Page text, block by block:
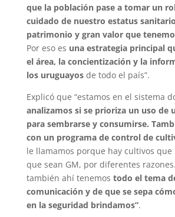
que la población pase a tomar un
cuidado de nuestro estatus
patrimonio y gran valor que
Por eso es una estrategia principal
el área, la concientización y la
los uruguayosde todo el país”.
Explicó que “estamos en el sistema
analizamos si se prioriza un uso de
para sembrarse y consumirse.
con un programa de control de
le llamamos porque hay cultivos que
que sean GM, por diferentes
también ahí tenemos todo el tema
comunicación y de que se sepa
en la seguridad brindamos”.